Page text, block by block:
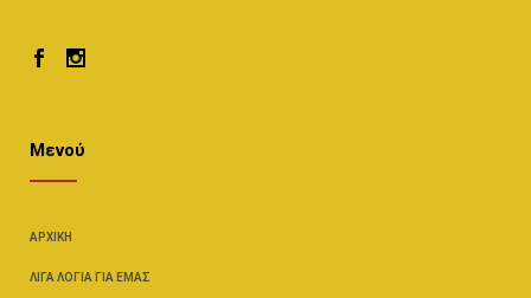
Μενού
ΑΡΧΙΚΉ
ΛΊΓΑ ΛΌΓΙΑ ΓΙΑ ΕΜΆΣ